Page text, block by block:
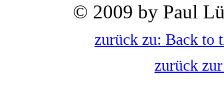
© 2009 by Paul
zurück zu: Back to
zurück